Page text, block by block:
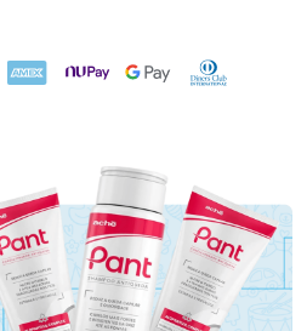
AMEX NuPay Google PayDiners Club